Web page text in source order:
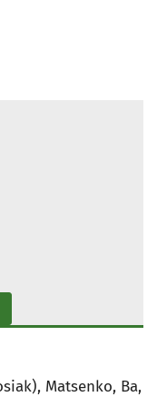
Matsenko, Ba,